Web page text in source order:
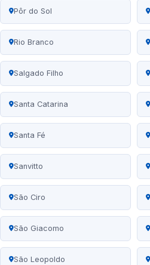
Pôr do Sol
Rio Branco
Salgado Filho
Santa Catarina
Santa Fé
Sanvitto
São Ciro
São Giacomo
São Leopoldo